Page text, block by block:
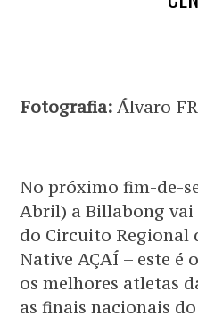
Fotografia: Álvaro FR
No próximo fim-de-
Abril) a Billabong vai
do Circuito Regional
Native AÇAÍ – este é
os melhores atletas
as finais nacionais